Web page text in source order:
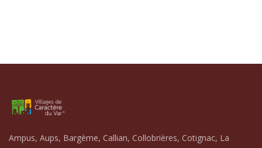
Ampus, Aups, Bargème, Callian, Collobrières, Cotignac, La